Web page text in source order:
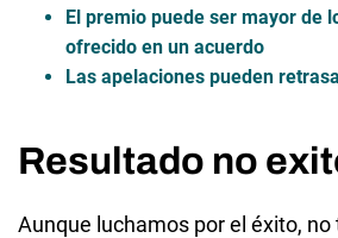
El premio puede ser mayor de
ofrecido en un acuerdo
Las apelaciones pueden
Resultado no
Aunque luchamos por el éxito,